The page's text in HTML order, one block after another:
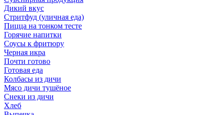
Дикий вкус
Стритфуд (уличная еда)
Пицца на тонком тесте
Горячие напитки
Соусы к фритюру
Черная икра
Почти готово
Готовая еда
Колбасы из дичи
Мясо дичи тушёное
Снеки из дичи
Хлеб